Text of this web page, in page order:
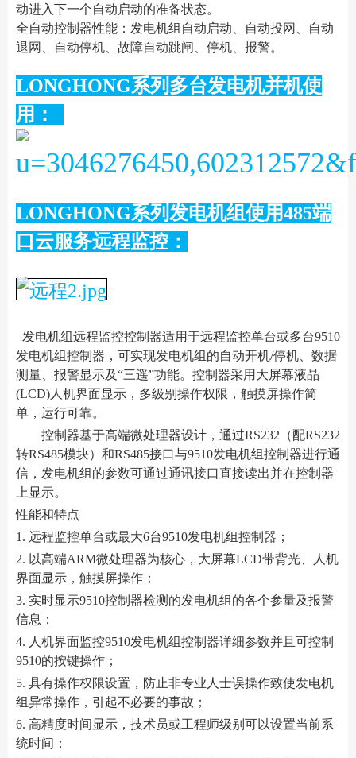
动进入下一个自动启动的准备状态。
全自动控制器性能：发电机组自动启动、自动投网、自动
退网、自动停机、故障自动跳闸、停机、报警。
LONGHONG系列多台发电机并机使
用：
LONGHONG系列发电机组使用485端
口云服务远程监控：
发电机组远程监控控制器适用于远程监控单台或多台9510
发电机组控制器，可实现发电机组的自动开机/停机、数据
测量、报警显示及“三遥”功能。控制器采用大屏幕液晶
(LCD)人机界面显示，多级别操作权限，触摸屏操作简
单，运行可靠。
控制器基于高端微处理器设计，通过RS232（配RS232
转RS485模块）和RS485接口与9510发电机组控制器进行通
信，发电机组的参数可通过通讯接口直接读出并在控制器
上显示。
性能和特点
1. 远程监控单台或最大6台9510发电机组控制器；
2. 以高端ARM微处理器为核心，大屏幕LCD带背光、人机
界面显示，触摸屏操作；
3. 实时显示9510控制器检测的发电机组的各个参量及报警
信息；
4. 人机界面监控9510发电机组控制器详细参数并且可控制
9510的按键操作；
5. 具有操作权限设置，防止非专业人士误操作致使发电机
组异常操作，引起不必要的事故；
6. 高精度时间显示，技术员或工程师级别可以设置当前系
统时间；